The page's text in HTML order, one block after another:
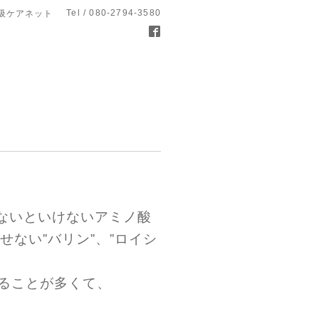
ケアネット Tel / 080-2794-3580
いといけないアミノ酸
ない”バリン”、”ロイシ
ことが多くて、